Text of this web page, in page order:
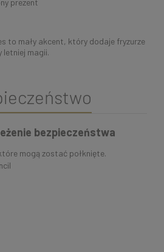
to mały akcent, który dodaje fryzurze
letniej magii.
bezpieczeństwa
mogą zostać połknięte.